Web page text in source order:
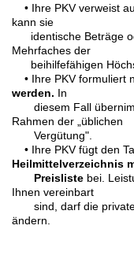
• Ihre PKV verweist
kann sie
identische Beträge
Mehrfaches der
beihilfefähigen
• Ihre PKV formuliert
werden. In
diesem Fall
Rahmen der „üblichen
Vergütung".
• Ihre PKV fügt den
Heilmittelverzeichnis
Preisliste bei.
Ihnen vereinbart
sind, darf die private
ändern.